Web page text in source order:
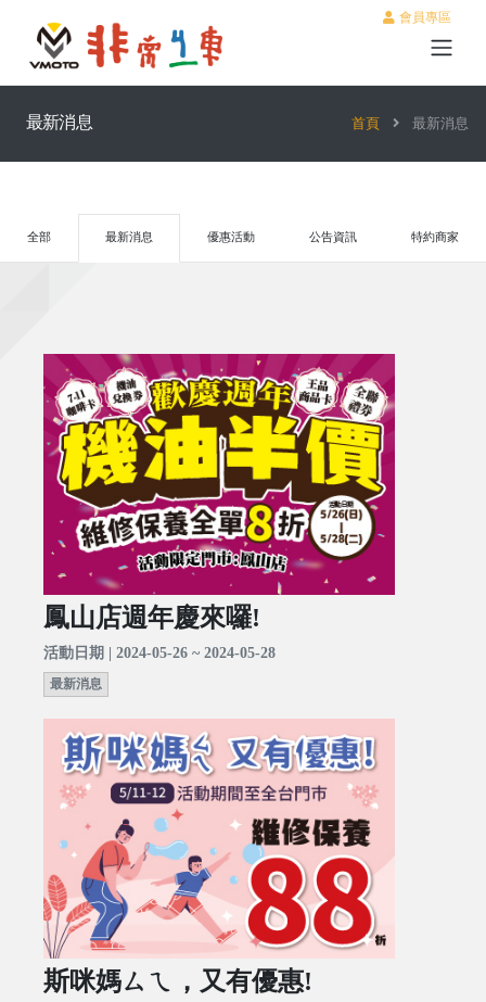
會員專區
最新消息 首頁 最新消息
全部 最新消息 優惠活動 公告資訊 特約商家
鳳山店週年慶來囉!
活動日期 | 2024-05-26 ~ 2024-05-28
最新消息
斯咪媽ㄙㄟ，又有優惠!